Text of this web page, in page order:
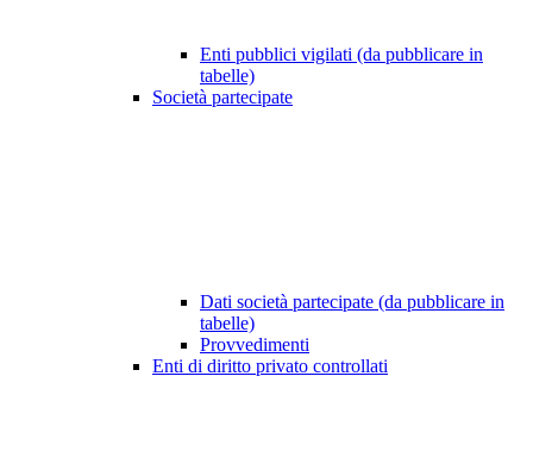
Enti pubblici vigilati (da pubblicare in
tabelle)
Società partecipate
Dati società partecipate (da pubblicare in
tabelle)
Provvedimenti
Enti di diritto privato controllati